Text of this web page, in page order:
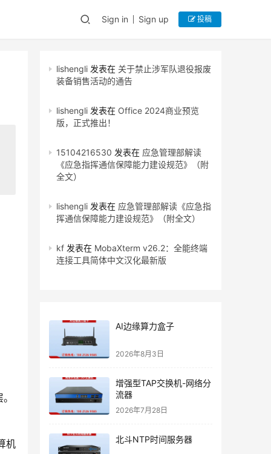
Sign in Sign up 投稿
机
lishengli 发表在 关于禁止涉军队退役报废
装备销售活动的通告
lishengli 发表在 Office 2024商业预览
版，正式推出！
15104216530 发表在 应急管理部解读
《应急指挥通信保障能力建设规范》（附
全文）
lishengli 发表在 应急管理部解读《应急指
挥通信保障能力建设规范》（附全文）
kf 发表在 MobaXterm v26.2：全能终端
连接工具简体中文汉化最新版
AI边缘算力盒子
2026年8月3日
增强型TAP交换机-网络分
流器
2026年7月28日
北斗NTP时间服务器